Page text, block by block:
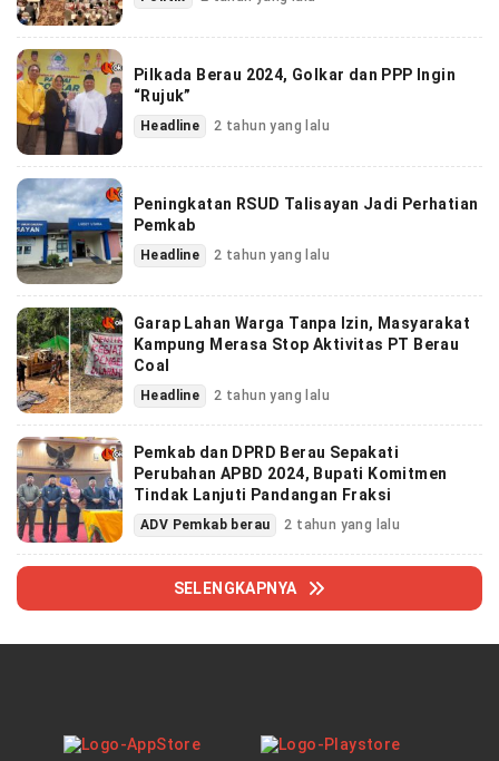
Pilkada Berau 2024, Golkar dan PPP Ingin
“Rujuk”
Headline 2 tahun yang lalu
Peningkatan RSUD Talisayan Jadi Perhatian
Pemkab
Headline 2 tahun yang lalu
Garap Lahan Warga Tanpa Izin, Masyarakat
Kampung Merasa Stop Aktivitas PT Berau
Coal
Headline 2 tahun yang lalu
Pemkab dan DPRD Berau Sepakati
Perubahan APBD 2024, Bupati Komitmen
Tindak Lanjuti Pandangan Fraksi
ADV Pemkab berau 2 tahun yang lalu
SELENGKAPNYA